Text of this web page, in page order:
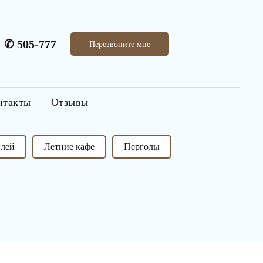
✆ 505-777 Перезвоните мне
Отзывы
Летние кафе Перголы